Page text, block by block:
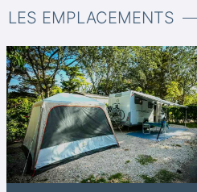
LES EMPLACEMENTS